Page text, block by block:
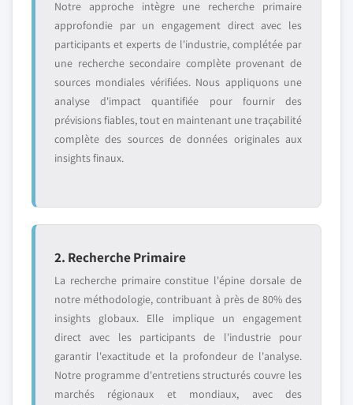
Notre approche intègre une recherche primaire
approfondie par un engagement direct avec les
participants et experts de l'industrie, complétée par
une recherche secondaire complète provenant de
sources mondiales vérifiées. Nous appliquons une
analyse d'impact quantifiée pour fournir des
prévisions fiables, tout en maintenant une traçabilité
complète des sources de données originales aux
insights finaux.
2. Recherche Primaire
La recherche primaire constitue l'épine dorsale de
notre méthodologie, contribuant à près de 80% des
insights globaux. Elle implique un engagement
direct avec les participants de l'industrie pour
garantir l'exactitude et la profondeur de l'analyse.
Notre programme d'entretiens structurés couvre les
marchés régionaux et mondiaux, avec des